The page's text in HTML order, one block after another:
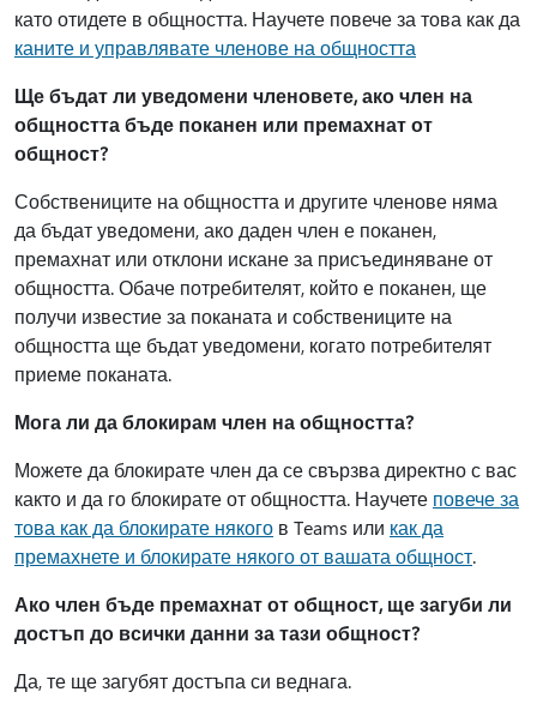
като отидете в общността. Научете повече за това как да
каните и управлявате членове на общността
Ще бъдат ли уведомени членовете, ако член на
общността бъде поканен или премахнат от
общност?
Собствениците на общността и другите членове няма
да бъдат уведомени, ако даден член е поканен,
премахнат или отклони искане за присъединяване от
общността. Обаче потребителят, който е поканен, ще
получи известие за поканата и собствениците на
общността ще бъдат уведомени, когато потребителят
приеме поканата.
Мога ли да блокирам член на общността?
Можете да блокирате член да се свързва директно с вас
както и да го блокирате от общността. Научете повече за
това как да блокирате някого в Teams или как да
премахнете и блокирате някого от вашата общност.
Ако член бъде премахнат от общност, ще загуби ли
достъп до всички данни за тази общност?
Да, те ще загубят достъпа си веднага.